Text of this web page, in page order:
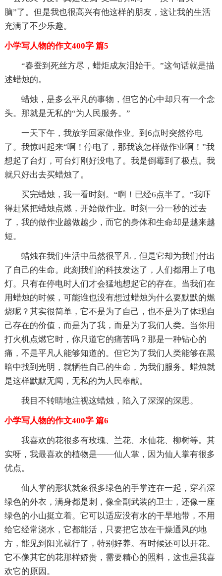
脑”了。但是我也很高兴有他这样的朋友，这让我的生活
充满了不少乐趣。
小学写人物的作文400字 篇5
“春蚕到死丝方尽，蜡炬成灰泪始干。”这句话就是描
述蜡烛的。
蜡烛，是多么平凡的事物，但它的心中却只有一个念
头。那就是无私的“为人民服务。”
一天下午，我放学回家做作业。到6点时突然停电
了。我惊叫起来“啊！停电了，那我该怎样做作业啊！”我
想起了台灯，可台灯刚好没电了。我是倒霉到了极点。我
就只好出去买蜡烛了。
买完蜡烛，我一看时刻。“啊！已经6点半了。”我吓
得赶紧把蜡烛点燃，开始做作业。时刻一分一秒的过去
了，我的做作业越做越少，而它的身体和生命却是越来越
短。
蜡烛在我们生活中虽然很平凡，但是它却为我们付出
了自己的生命。此刻我们的科技发达了，人们都用上了电
灯。只有在停电时人们才会猛地想起它的存在。当我们在
用蜡烛的时候，可能谁也没有想过蜡烛为什么要默默的燃
烧呢？其实很简单，它不是为了自己，也不是为了体现自
己存在的价值，而是为了我，而是为了我们人类。当你用
打火机点燃它时，你只道它的痛苦吗？那是一种钻心的
痛，不是平凡人能够知道的。但它为了我们人类能够在黑
暗中找到光明，就牺牲自己的生命，为我们服务。蜡烛就
是这样默默无闻，无私的为人民奉献。
我目不转睛地注视这蜡烛，陷入了深深的深思。
小学写人物的作文400字 篇6
我喜欢的花很多有玫瑰、兰花、水仙花、柳树等。其
实呀，我最喜欢的植物是——仙人掌，因为仙人掌有很多
优点。
仙人掌的形状就象很多绿色的手掌连在一起，穿着深
绿色的外衣，满身都是刺，像全副武装的卫士，还像一座
绿色的小山挺立着。它可以适应没有水的干旱地带，不用
给它经常浇水，它都能活，只要把它放在干燥通风的地
方，能见到阳光就行了，特别好养。有时候还可以开花。
它不像其它的花那样娇贵，需要精心的照料，这也是我喜
欢它的原因。